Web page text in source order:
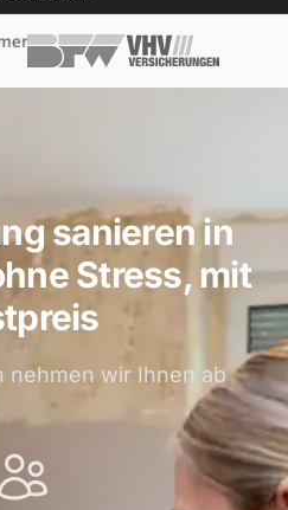
sanieren in
Stress, mit
nehmen wir Ihnen ab